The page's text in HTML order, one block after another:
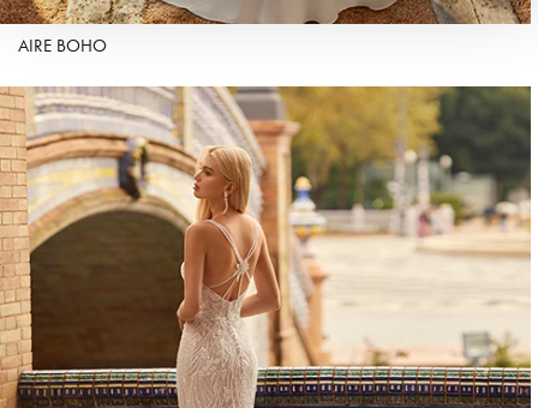
AIRE BOHO